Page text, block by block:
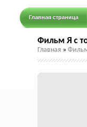
Главная страница
Фильм Я с
Главная »